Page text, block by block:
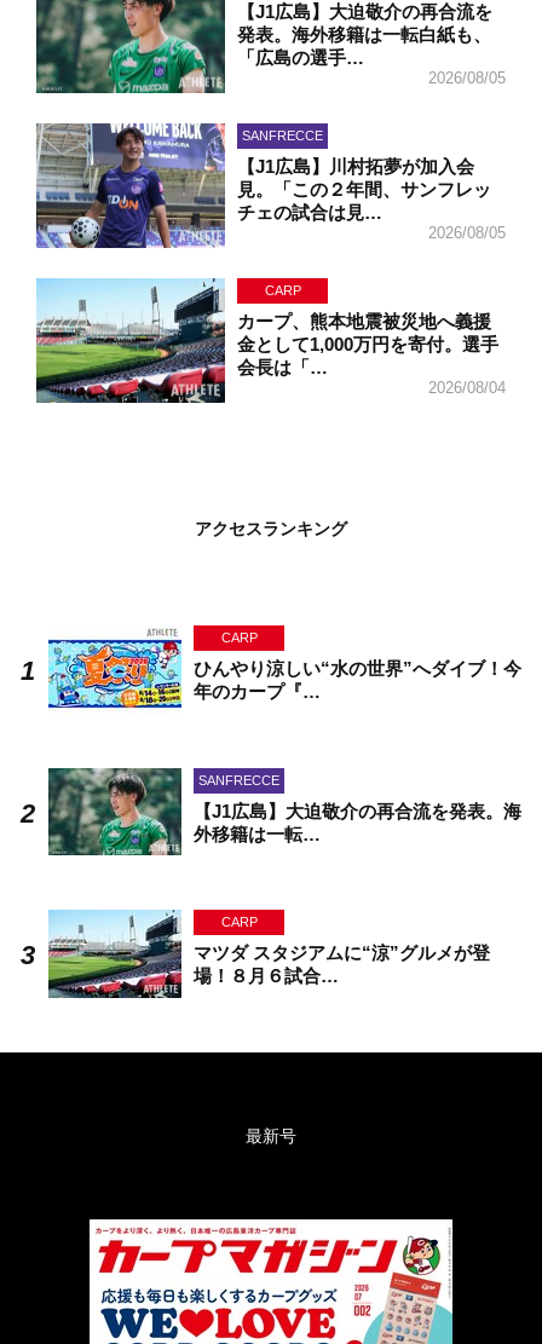
【J1広島】大迫敬介の再合流を
発表。海外移籍は一転白紙も、
「広島の選手…
2026/08/05
SANFRECCE
【J1広島】川村拓夢が加入会
見。「この２年間、サンフレッ
チェの試合は見…
2026/08/05
CARP
カープ、熊本地震被災地へ義援
金として1,000万円を寄付。選手
会長は「…
2026/08/04
アクセスランキング
CARP
ひんやり涼しい“水の世界”へダイブ！今
年のカープ『…
SANFRECCE
【J1広島】大迫敬介の再合流を発表。海
外移籍は一転…
CARP
マツダ スタジアムに“涼”グルメが登
場！８月６試合…
最新号